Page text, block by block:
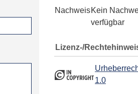
NachweisKein
verfügbar
Lizenz-/
1.0